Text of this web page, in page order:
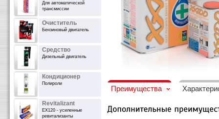
Для автоматической
трансмиссии
Очиститель
Бензиновый двигатель
Средство
Дизельный двигатель
Кондиционер
Полироли
Revitalizant
EX120 - усиленные
ревитализанты
Преимущества